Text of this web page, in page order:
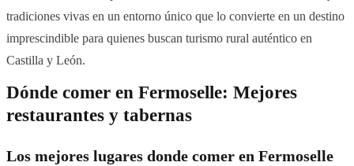
tradiciones vivas en un entorno único que lo convierte en un destino
imprescindible para quienes buscan turismo rural auténtico en
Castilla y León.
Dónde comer en Fermoselle: Mejores
restaurantes y tabernas
Los mejores lugares donde comer en Fermoselle